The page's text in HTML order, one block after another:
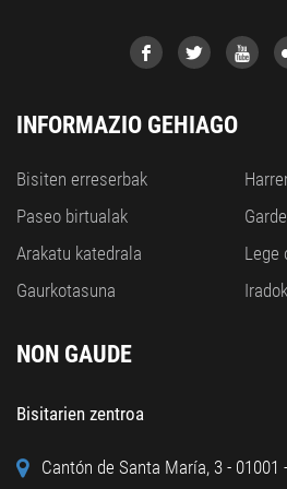
INFORMAZIO GEHIAGO
Bisiten erreserbak
Paseo birtualak
Arakatu katedrala
Gaurkotasuna
Lege
NON GAUDE
Bisitarien zentroa
Cantón de Santa María, 3 - 01001